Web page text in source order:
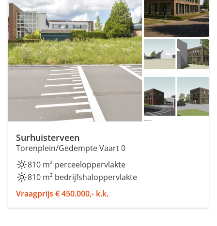
Surhuisterveen
Torenplein/Gedempte Vaart 0
810 m² perceeloppervlakte
810 m² bedrijfshaloppervlakte
Vraagprijs € 450.000,- k.k.